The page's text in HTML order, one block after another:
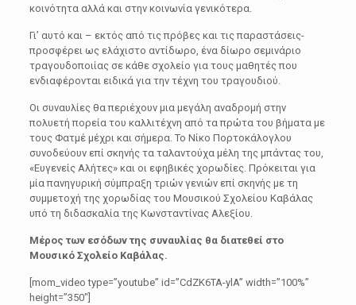
κοινότητα αλλά και στην κοινωνία γενικότερα.
Γι’ αυτό και – εκτός από τις πρόβες και τις παραστάσεις-
προσφέρει ως ελάχιστο αντίδωρο, ένα δίωρο σεμινάριο
τραγουδοποιίας σε κάθε σχολείο για τους μαθητές που
ενδιαφέρονται ειδικά για την τέχνη του τραγουδιού.
Οι συναυλίες θα περιέχουν μια μεγάλη αναδρομή στην
πολυετή πορεία του καλλιτέχνη από τα πρώτα του βήματα με
τους Φατμέ μέχρι και σήμερα. Το Νίκο Πορτοκάλογλου
συνοδεύουν επί σκηνής τα ταλαντούχα μέλη της μπάντας του,
«Ευγενείς Αλήτες» και οι εφηβικές χορωδίες. Πρόκειται για
μία πανηγυρική σύμπραξη τριών γενιών επί σκηνής με τη
συμμετοχή της χορωδίας του Μουσικού Σχολείου Καβάλας
υπό τη διδασκαλία της Κωνσταντίνας Αλεξίου.
Μέρος των εσόδων της συναυλίας θα διατεθεί στο
Μουσικό Σχολείο Καβάλας.
[mom_video type=”youtube” id=”CdZK6TA-ylA” width=”100%”
height=”350″]